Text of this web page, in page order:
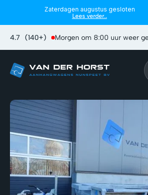
Zaterdagen augustus gesloten
Lees verder..
4.7 (140+) Morgen om 8:00 uur weer